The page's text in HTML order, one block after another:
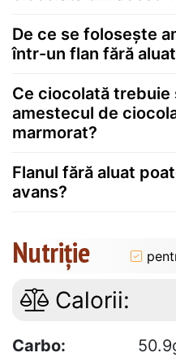
De ce se folosește
într-un flan fără
Ce ciocolată
amestecul de
marmorat?
Flanul fără aluat
avans?
Nutriție
Calorii:
Carbo: